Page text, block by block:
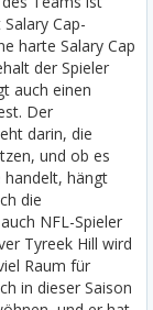
Cap-
harte Salary Cap
der Spieler
auch einen
Der
darin, die
und ob es
handelt, hängt
die
NFL-Spieler
Tyreek Hill wird
Raum für
in dieser Saison